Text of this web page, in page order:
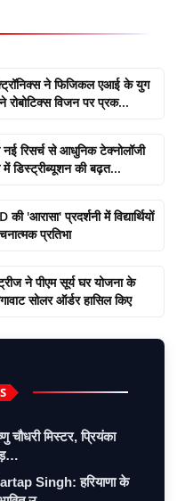
ने फिजिकल एआई के युग
रोबोटिक्स विजन पर प्रक...
रिसर्च से आधुनिक टेक्नोलॉजी
में डिस्ट्रीब्यूशन की बढ़त...
'आरासा' प्रदर्शनी में विद्यार्थियों
प्रतिभा
ने पीएम सूर्य घर योजना के
सोलर ऑर्डर हासिल किए
चौधरी मिस्टर, प्रियंका
Singh: हरियाणा के